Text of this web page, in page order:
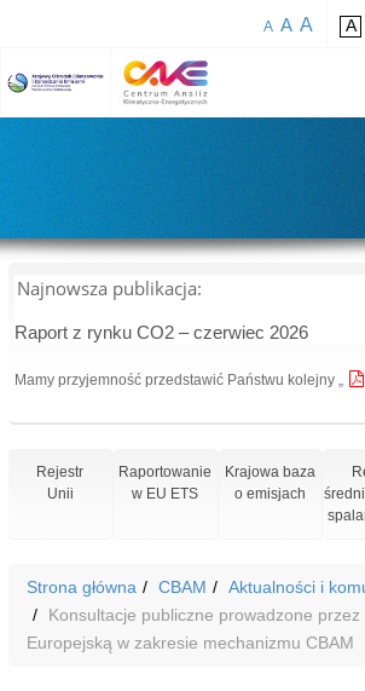
A A A A
Najnowsza publikacja:
Raport z rynku CO2 – czerwiec 2026
Mamy przyjemność przedstawić Państwu kolejny „
Rejestr
Unii
Raportowanie
w EU ETS
Krajowa baza
o emisjach
Strona główna CBAM
Aktualności i
Konsultacje publiczne prowadzone przez
Europejską w zakresie mechanizmu CBAM